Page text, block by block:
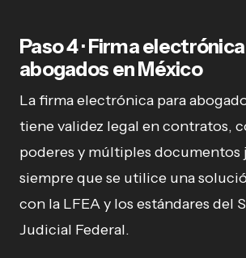
Paso 4 · Firma
abogados en México
La firma electrónica para
tiene validez legal en contratos,
poderes y múltiples documentos
siempre que se utilice una
con la LFEA y los estándares del
Judicial Federal.